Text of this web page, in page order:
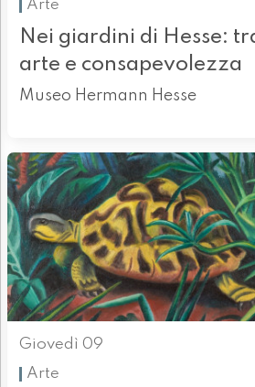
Arte
Nei giardini di Hesse:
arte e consapevolezza
Museo Hermann Hesse
Giovedì 09
Arte